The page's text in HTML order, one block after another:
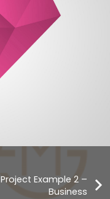
Project Example 2 –
Business